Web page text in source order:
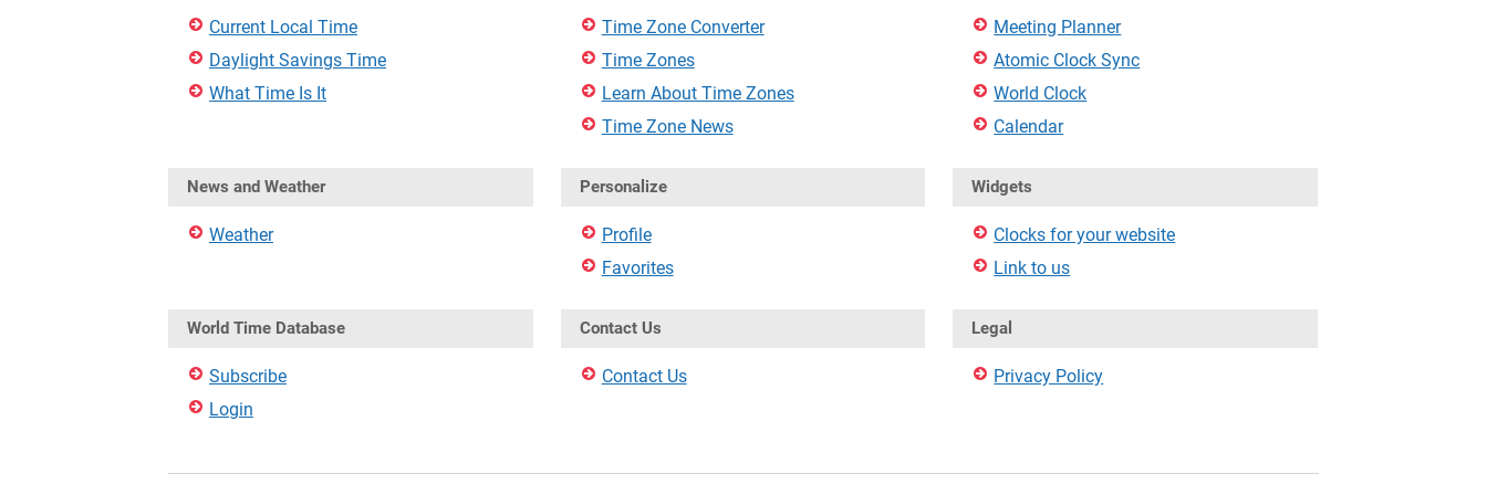
Current Local Time
Daylight Savings Time
What Time Is It
Time Zone Converter
Time Zones
Learn About Time Zones
Time Zone News
Meeting Planner
Atomic Clock Sync
World Clock
Calendar
News and Weather
Weather
Personalize
Profile
Favorites
Widgets
Clocks for your website
Link to us
World Time Database
Subscribe
Login
Contact Us
Contact Us
Legal
Privacy Policy